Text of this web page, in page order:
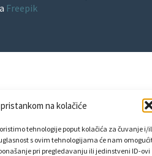
na kolačiće
tehnologije poput kolačića za čuvanje i/
s ovim tehnologijama će nam
pri pregledavanju ili jedinstveni ID-ovi
Freepik